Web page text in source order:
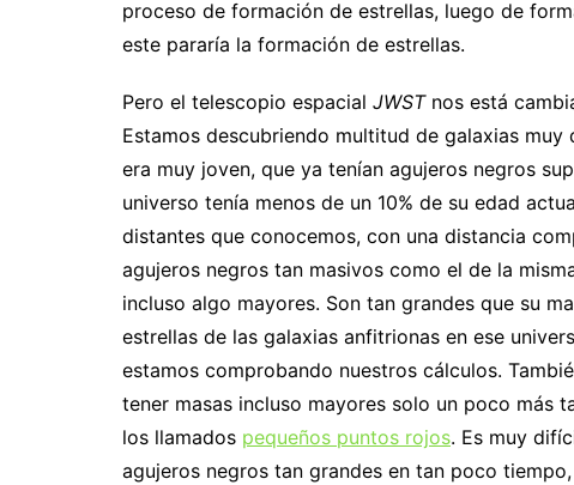
proceso de formación de estrellas, luego de
este pararía la formación de estrellas.
Pero el telescopio espacial JWSTnos está
Estamos descubriendo multitud de galaxias
era muy joven, que ya tenían agujeros negros
universo tenía menos de un 10% de su edad
distantes que conocemos, con una distancia
agujeros negros tan masivos como el de la
incluso algo mayores. Son tan grandes que su
estrellas de las galaxias anfitrionas en ese
estamos comprobando nuestros cálculos.
tener masas incluso mayores solo un poco más
los llamados pequeños puntos rojos. Es muy
agujeros negros tan grandes en tan poco